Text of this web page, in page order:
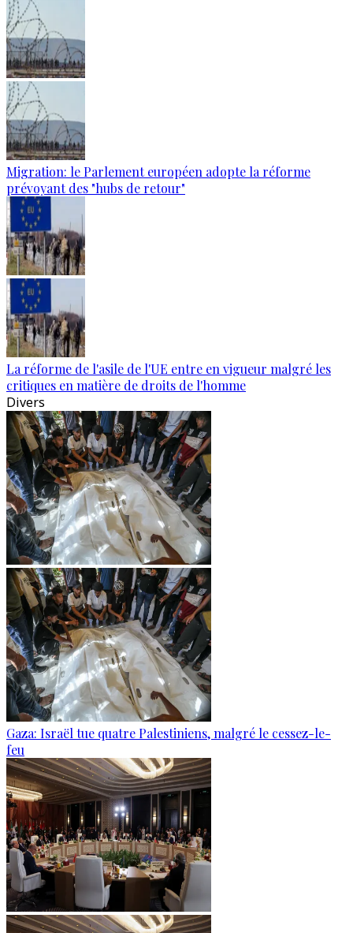
Migration: le Parlement européen adopte la réforme
prévoyant des "hubs de retour"
La réforme de l'asile de l'UE entre en vigueur malgré les
critiques en matière de droits de l'homme
Divers
Gaza: Israël tue quatre Palestiniens, malgré le cessez-le-
feu